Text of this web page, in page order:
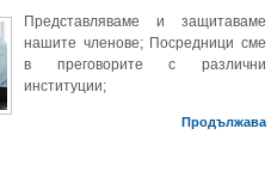
Представляваме и защитаваме
нашите членове; Посредници сме
в преговорите с различни
институции;
Продължава